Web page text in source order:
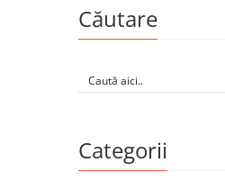
Căutare
Categorii